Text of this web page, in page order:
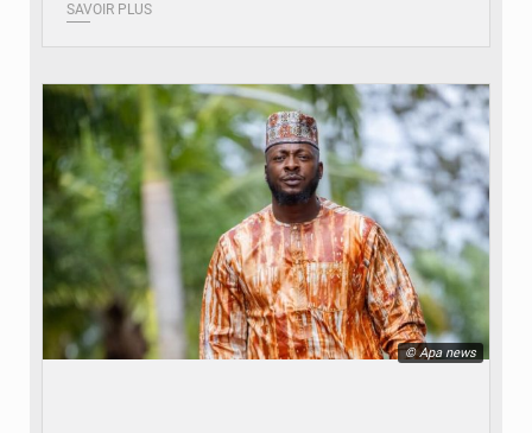
SAVOIR PLUS
© Apa news